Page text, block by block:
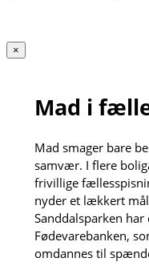
×
Mad i
Mad smager bare
samvær. I flere
frivillige
nyder et lækkert
Sanddalsparken
Fødevarebanken,
omdannes til